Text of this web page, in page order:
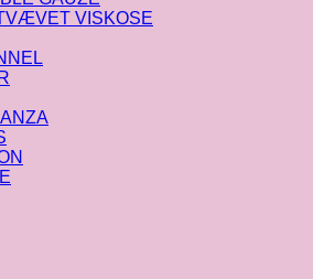
VISKOSE